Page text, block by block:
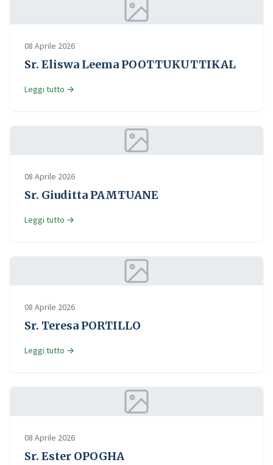
08 Aprile 2026
Sr. Eliswa Leema POOTTUKUTTIKAL
Leggi tutto →
08 Aprile 2026
Sr. Giuditta PAMTUANE
Leggi tutto →
08 Aprile 2026
Sr. Teresa PORTILLO
Leggi tutto →
08 Aprile 2026
Sr. Ester OPOGHA